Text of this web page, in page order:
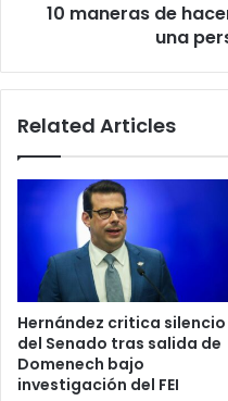
10 maneras de
una
Related Articles
Hernández critica silencio
del Senado tras salida de
Domenech bajo
investigación del FEI